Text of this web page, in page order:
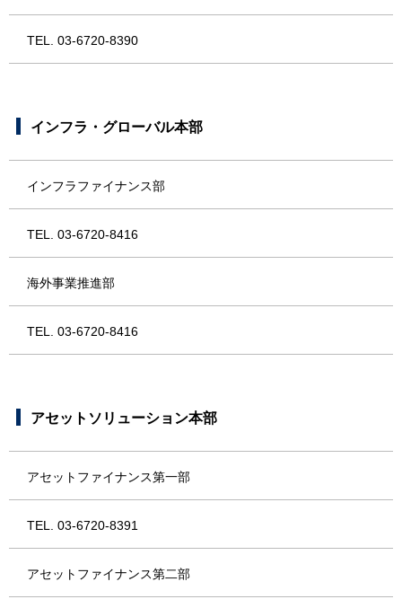
TEL. 03-6720-8390
インフラ・グローバル本部
インフラファイナンス部
TEL. 03-6720-8416
海外事業推進部
TEL. 03-6720-8416
アセットソリューション本部
アセットファイナンス第一部
TEL. 03-6720-8391
アセットファイナンス第二部